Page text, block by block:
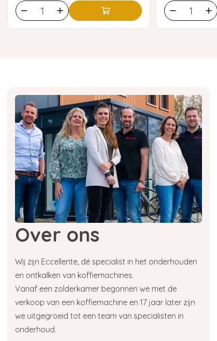
Over ons
Wij zijn Eccellente, dé specialist in het onderhouden
en ontkalken van koffiemachines.
Vanaf een zolderkamer begonnen we met de
verkoop van een koffiemachine en 17 jaar later zijn
we uitgegroeid tot een team van specialisten in
onderhoud.